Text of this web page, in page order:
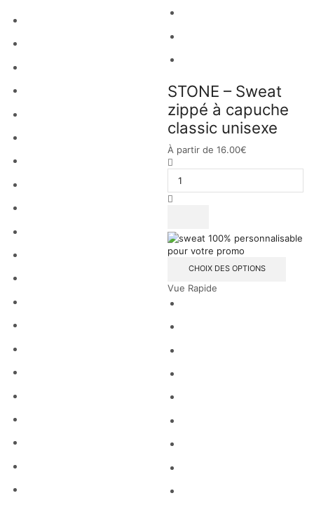
STONE – Sweat
zippé à capuche
classic unisexe
À partir de 16.00€
CHOIX DES OPTIONS
Vue Rapide